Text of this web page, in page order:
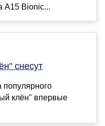
A15 Bionic...
снесут
популярного
клён" впервые